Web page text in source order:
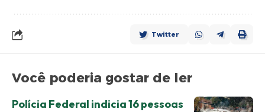
Twitter
Você poderia gostar de ler
Polícia Federal indicia 16 pessoas